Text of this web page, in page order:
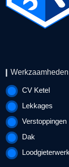
Werkzaamheden
CV Ketel
Lekkages
Verstoppingen
Dak
Loodgieterwerk